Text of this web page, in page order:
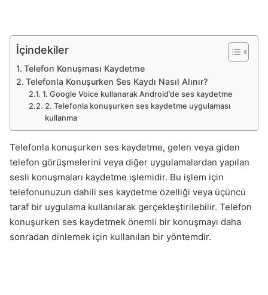
İçindekiler
Telefon Konuşması Kaydetme
Telefonla Konuşurken Ses Kaydı Nasıl Alınır?
1. Google Voice kullanarak Android’de ses kaydetme
2. Telefonla konuşurken ses kaydetme uygulaması
kullanma
Telefonla konuşurken ses kaydetme, gelen veya giden
telefon görüşmelerini veya diğer uygulamalardan yapılan
sesli konuşmaları kaydetme işlemidir. Bu işlem için
telefonunuzun dahili ses kaydetme özelliği veya üçüncü
taraf bir uygulama kullanılarak gerçekleştirilebilir. Telefon
konuşurken ses kaydetmek önemli bir konuşmayı daha
sonradan dinlemek için kullanılan bir yöntemdir.